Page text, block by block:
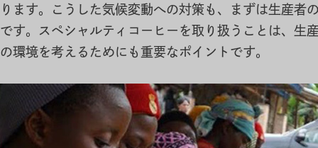
ります。こうした気候変動への対策も、まずは生産
です。スペシャルティコーヒーを取り扱うことは、生
の環境を考えるためにも重要なポイントです。